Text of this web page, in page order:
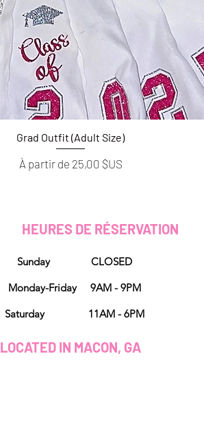
Aperçu rapide
Grad Outfit (Adult Size)
À partir de 25,00 $US
Prix promotionnel
HEURES DE RÉSERVATION
Sunday CLOSED
Monday-Friday 9AM - 9PM
Saturday 11AM - 6PM
LOCATED IN MACON, GA